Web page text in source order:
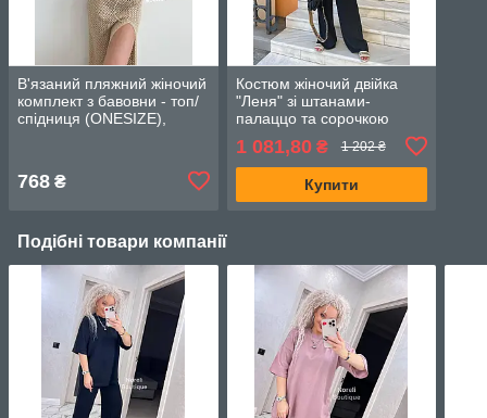
В'язаний пляжний жіночий
комплект з бавовни - топ/
спідниця (ONESIZE),
768 ₴
Костюм жіночий двійка
"Леня" зі штанами-
палаццо та сорочкою
42,44,46), Чорний
1 081,80₴ 1 202 ₴
Купити
Подібні товари компанії